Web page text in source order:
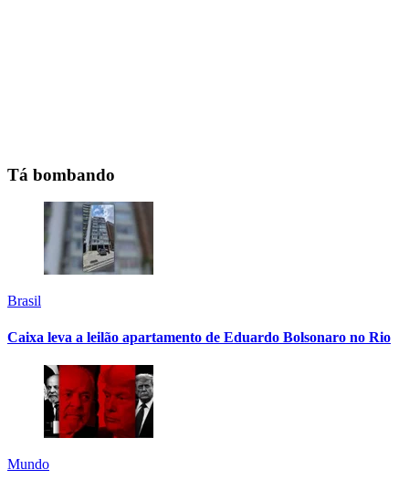
Tá bombando
Brasil
Caixa leva a leilão apartamento de Eduardo Bolsonaro no Rio
Mundo